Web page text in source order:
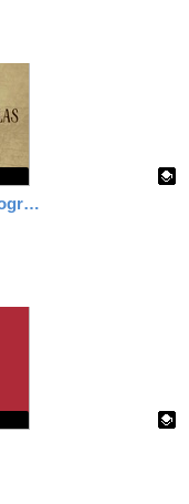
Estimulación del talento. Programa 1.